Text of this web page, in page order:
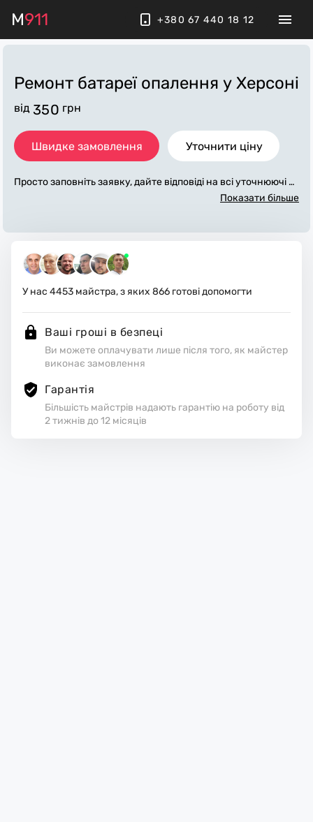
M911 +380 67 440 18 12
Ремонт батареї опалення у Херсоні
від 350 грн
Швидке замовлення Уточнити ціну
Просто заповніть заявку, дайте відповіді на всі уточнюючі за
питання по «ремонт батареї опалення». Ми зв'яжемося з ва
Виконавці стежать за чистотою та прибирають робоче місц
Показати більше
У нас 4453 майстра, з яких 866 готові допомогти
Ваші гроші в безпеці
Ви можете оплачувати лише після того, як майстер
виконає замовлення
Гарантія
Більшість майстрів надають гарантію на роботу від
2 тижнів до 12 місяців